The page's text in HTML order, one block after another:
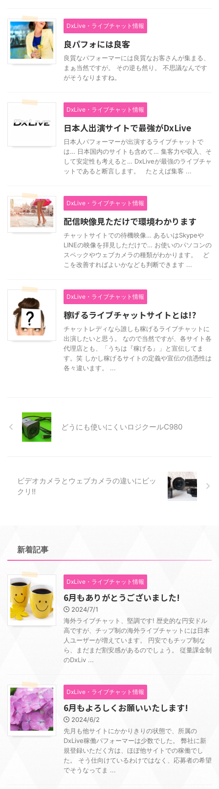
DxLive・ライブチャット情報
良パフォには良客
良質なパフォーマーには良質なお客さんが集まる、
まぁ当然ですが。 その逆も然り。 不思議なんです
がそうなりますね。
DxLive・ライブチャット情報
日本人出演サイトで最強がDxLive
日本人パフォーマーが出演するライブチャットで
は… 日本国内のサイトも含めて… 集客力や収入、そ
して安定性も考えると… DxLiveが最強のライブチャ
ットであると断言します。 たとえば集客 ...
DxLive・ライブチャット情報
配信映像見ただけで環境わかります
チャットサイトでの待機映像… あるいはSkypeや
LINEの映像を拝見しただけで… お使いのパソコンの
スペックやウェブカメラの種類がわかります。 ど
こを改善すればよいかなども判断できます ...
DxLive・ライブチャット情報
稼げるライブチャットサイトとは!?
チャットレディなら誰しも稼げるライブチャットに
出演したいと思う。 なので当然ですが、各サイト各
代理店とも、「うちは『稼げる』」と宣伝してま
す。笑 しかし稼げるサイトの定義や宣伝の信憑性は
各々違います。 ...
どうにも使いにくいロジクールC980
ビデオカメラとウェブカメラの違いにビッ
クリ!!
新着記事
DxLive・ライブチャット情報
6月もありがとうございました!
2024/7/1
海外ライブチャット、堅調です! 歴史的な円安ドル
高ですが、チップ制の海外ライブチャットには日本
人ユーザーが増えています。 円安でもチップ制な
ら、まだまだ割安感があるのでしょう。 従量課金制
のDxLiv ...
DxLive・ライブチャット情報
6月もよろしくお願いいたします!
2024/6/2
先月も他サイトにかかりきりの状態で、所属の
DxLive稼働パフォーマーは少数でした。 弊社に新
規登録いただく方は、ほぼ他サイトでの稼働でし
た。 そう仕向けているわけではなく、応募者の希望
でそうなってま ...